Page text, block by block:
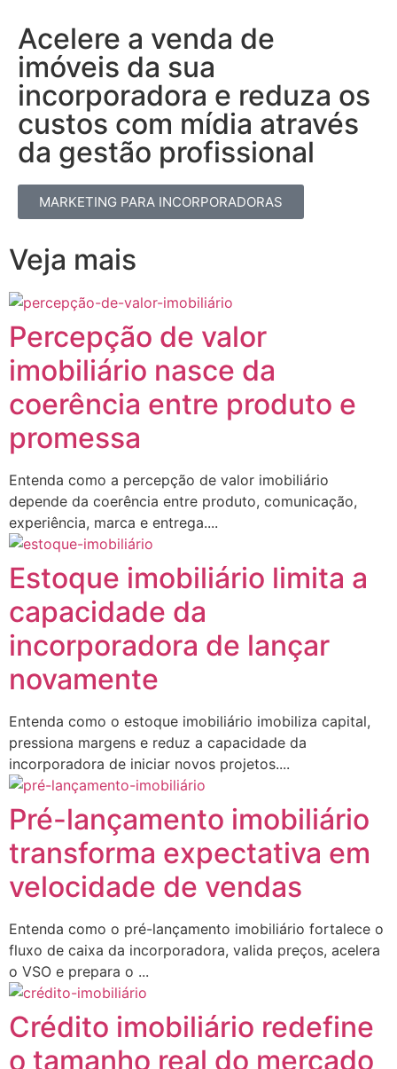
Acelere a venda de
imóveis da sua
incorporadora e reduza os
custos com mídia através
da gestão profissional​
MARKETING PARA INCORPORADORAS
Veja mais
Percepção de valor
imobiliário nasce da
coerência entre produto e
promessa
Entenda como a percepção de valor imobiliário
depende da coerência entre produto, comunicação,
experiência, marca e entrega....
Estoque imobiliário limita a
capacidade da
incorporadora de lançar
novamente
Entenda como o estoque imobiliário imobiliza capital,
pressiona margens e reduz a capacidade da
incorporadora de iniciar novos projetos....
Pré-lançamento imobiliário
transforma expectativa em
velocidade de vendas
Entenda como o pré-lançamento imobiliário fortalece o
fluxo de caixa da incorporadora, valida preços, acelera
o VSO e prepara o ...
Crédito imobiliário redefine
o tamanho real do mercado